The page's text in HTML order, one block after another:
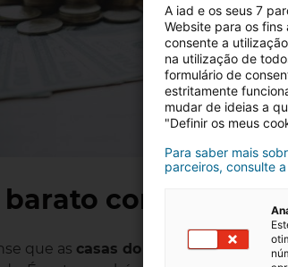
barato comprar
que as casas do bancosão sempre
A iad e os seus 7
Website para os
consente a
na utilização de
formulário de
estritamente
mudar de ideias a
"Definir os meus
Para saber mais
parceiros, consulte